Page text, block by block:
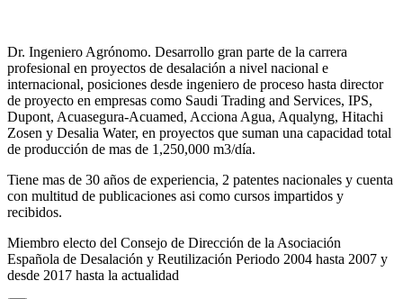
Dr. Ingeniero Agrónomo. Desarrollo gran parte de la carrera
profesional en proyectos de desalación a nivel nacional e
internacional, posiciones desde ingeniero de proceso hasta director
de proyecto en empresas como Saudi Trading and Services, IPS,
Dupont, Acuasegura-Acuamed, Acciona Agua, Aqualyng, Hitachi
Zosen y Desalia Water, en proyectos que suman una capacidad total
de producción de mas de 1,250,000 m3/día.
Tiene mas de 30 años de experiencia, 2 patentes nacionales y cuenta
con multitud de publicaciones asi como cursos impartidos y
recibidos.
Miembro electo del Consejo de Dirección de la Asociación
Española de Desalación y Reutilización Periodo 2004 hasta 2007 y
desde 2017 hasta la actualidad